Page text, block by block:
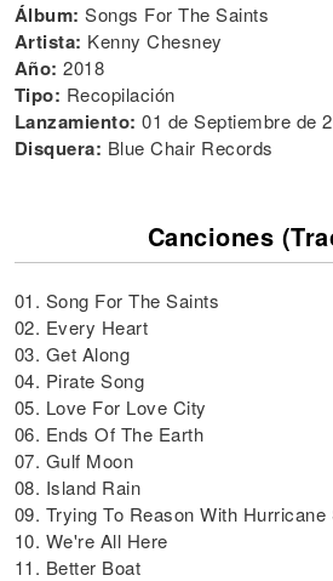
Álbum: Songs For The Saints
Artista: Kenny Chesney
Año: 2018
Tipo: Recopilación
Lanzamiento: 01 de Septiembre de
Disquera: Blue Chair Records
Canciones
01. Song For The Saints
02. Every Heart
03. Get Along
04. Pirate Song
05. Love For Love City
06. Ends Of The Earth
07. Gulf Moon
08. Island Rain
09. Trying To Reason With Hurricane
10. We're All Here
11. Better Boat